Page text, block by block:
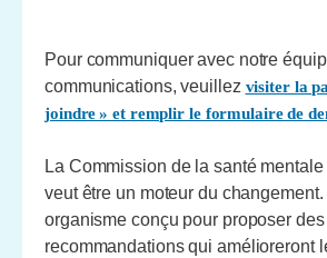
Pour communiquer avec notre
communications, veuillez visiter la
joindre » et remplir le formulaire de
La Commission de la santé
veut être un moteur du
organisme conçu pour proposer des
recommandations qui amélioreront